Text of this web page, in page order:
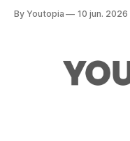
By Youtopia 10 jun. 2026